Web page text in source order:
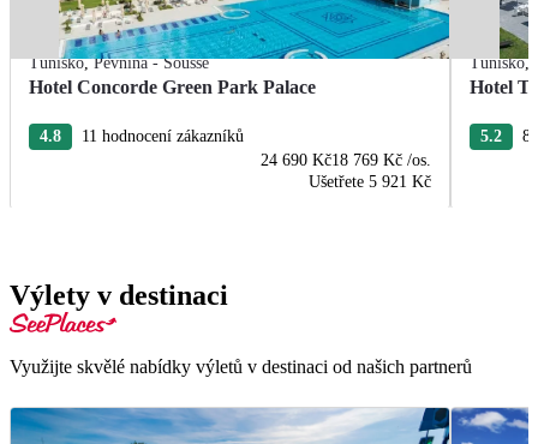
Tunisko,Pevnina - Sousse
Hotel Concorde Green Park Palace
4.8
11 hodnocení zákazníků
24 690 Kč18 769 Kč /os.
Ušetřete 5 921 Kč
Tunisko,
Hotel
5.2 8
Výlety v destinaci
Využijte skvělé nabídky výletů v destinaci od našich partnerů